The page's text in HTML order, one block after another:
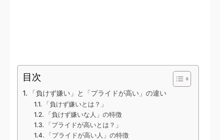
目次
「負けず嫌い」と「プライドが高い」の違い
「負けず嫌いとは？」
「負けず嫌いな人」の特徴
「プライドが高いとは？」
「プライドが高い人」の特徴